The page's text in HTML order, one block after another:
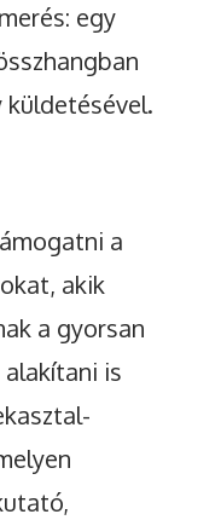
egy
küldetésével.
a
akik
a gyorsan
is